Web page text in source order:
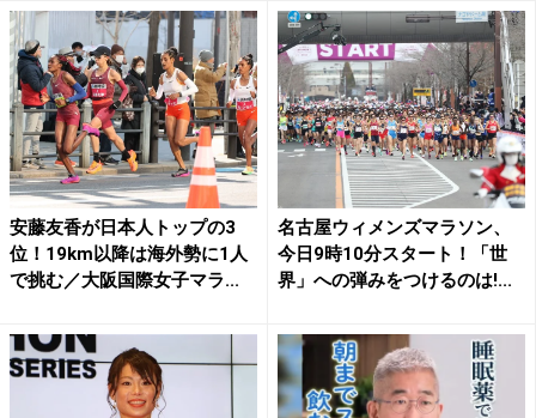
安藤友香が日本人トップの3
位！19km以降は海外勢に1人
で挑む／大阪国際女子マラ...
名古屋ウィメンズマラソン、
今日9時10分スタート！「世
界」への弾みをつけるのは!...